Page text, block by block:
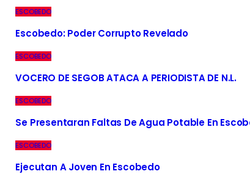
ESCOBEDO
Escobedo: Poder Corrupto Revelado
ESCOBEDO
VOCERO DE SEGOB ATACA A PERIODISTA DE N.L.
ESCOBEDO
Se Presentaran Faltas De Agua Potable En
ESCOBEDO
Ejecutan A Joven En Escobedo